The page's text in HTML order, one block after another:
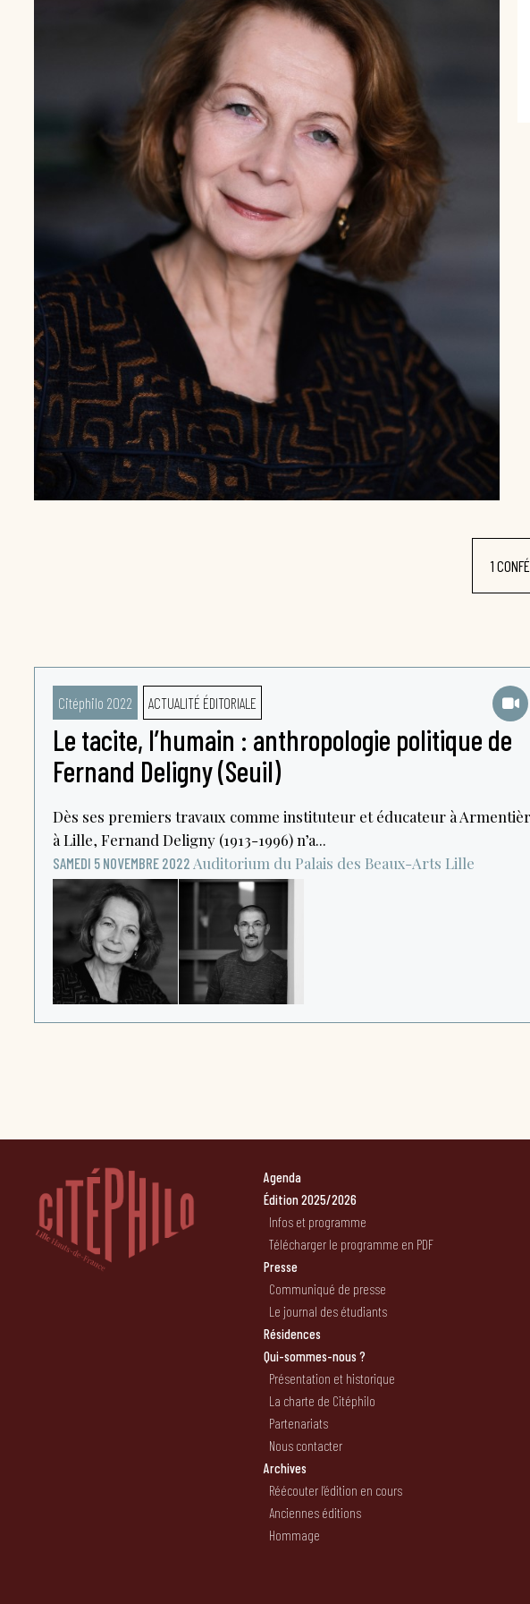
1
Citéphilo 2022 ACTUALITÉ ÉDITORIALE
Le tacite, l’humain : anthropologie politique de
Fernand Deligny (Seuil)
Dès ses premiers travaux comme instituteur et éducateur à
à Lille, Fernand Deligny (1913-1996) n’a...
SAMEDI 5 NOVEMBRE 2022 Auditorium du Palais des Beaux-Arts Lille
Agenda
Édition 2025/2026
Infos et programme
Télécharger le programme en PDF
Presse
Communiqué de presse
Le journal des étudiants
Résidences
Qui-sommes-nous ?
Présentation et historique
La charte de Citéphilo
Partenariats
Nous contacter
Archives
Réécouter l’édition en cours
Anciennes éditions
Hommage